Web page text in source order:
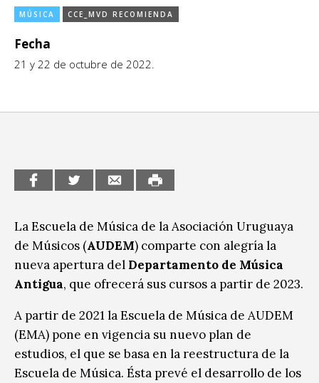
CCE en el interior/libros
Espacio itinerante de lectura infantil
Exposiciones
Formación
Infantil y Juvenil
Medio Ambiente
Sin categoría
MÚSICA CCE_MVD RECOMIENDA
Fecha
21 y 22 de octubre de 2022.
La Escuela de Música de la Asociación Uruguaya
de Músicos (AUDEM) comparte con alegría la
nueva apertura del Departamento de Música
Antigua, que ofrecerá sus cursos a partir de 2023.
A partir de 2021 la Escuela de Música de AUDEM
(EMA) pone en vigencia su nuevo plan de
estudios, el que se basa en la reestructura de la
Escuela de Música. Ésta prevé el desarrollo de los